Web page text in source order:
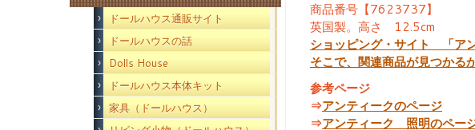
ドールハウス通販サイト
ドールハウスの話
Dolls House
ドールハウス本体キット
家具（ドールハウス）
商品番号【7623737】
英国製。高さ 12.5cm
ショッピング・サイト 「ア
そこで、関連商品が見つかる
参考ページ
⇒アンティークのページ
⇒アンティーク 照明のペー